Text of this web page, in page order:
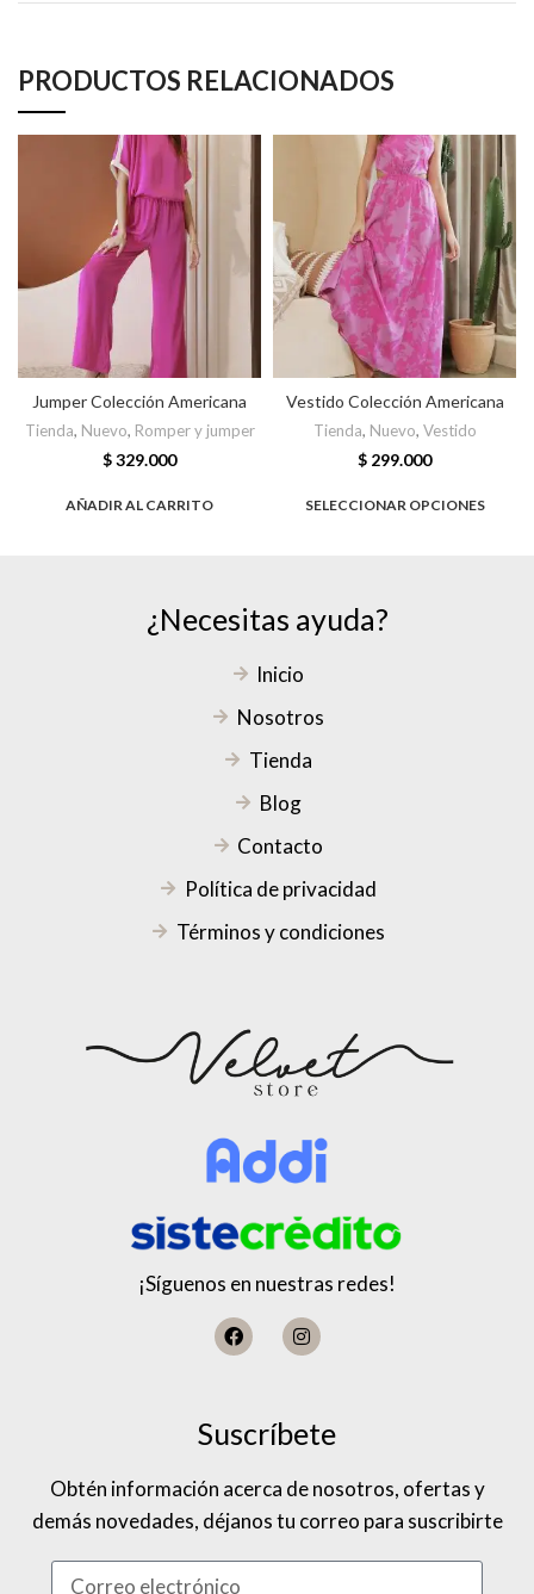
PRODUCTOS RELACIONADOS
Jumper Colección Americana
Tienda, Nuevo, Romper y jumper
$329.000
AÑADIR AL CARRITO
Vestido Colección Americana
Tienda, Nuevo, Vestido
$ 299.000
SELECCIONAR OPCIONES
¿Necesitas ayuda?
Inicio
Nosotros
Tienda
Blog
Contacto
Política de privacidad
Términos y condiciones
¡Síguenos en nuestras redes!
Suscríbete
Obtén información acerca de nosotros, ofertas y
demás novedades, déjanos tu correo para suscribirte